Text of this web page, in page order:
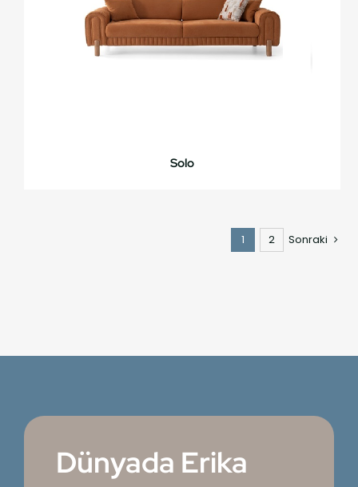
Solo
1 2 Sonraki
Dünyada Erika